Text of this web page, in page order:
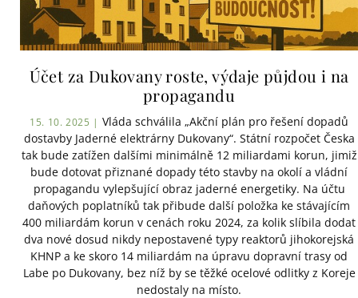
Účet za Dukovany roste, výdaje půjdou i na
propagandu
15. 10. 2025 | Vláda schválila „Akční plán pro řešení dopadů
dostavby Jaderné elektrárny Dukovany“. Státní rozpočet Česka
tak bude zatížen dalšími minimálně 12 miliardami korun, jimiž
bude dotovat přiznané dopady této stavby na okolí a vládní
propagandu vylepšující obraz jaderné energetiky. Na účtu
daňových poplatníků tak přibude další položka ke stávajícím
400 miliardám korun v cenách roku 2024, za kolik slíbila dodat
dva nové dosud nikdy nepostavené typy reaktorů jihokorejská
KHNP a ke skoro 14 miliardám na úpravu dopravní trasy od
Labe po Dukovany, bez níž by se těžké ocelové odlitky z Koreje
nedostaly na místo.